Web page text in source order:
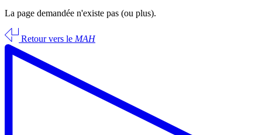
La page demandée n'existe pas (ou plus).
Retour vers le MAH